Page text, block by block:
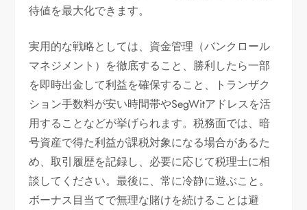
待値を最大化できます。
実用的な戦略としては、資金管理（バンクロール
マネジメント）を徹底すること、勝利したら一部
を即時出金して利益を確保すること、トランザク
ション手数料が安い時間帯やSegWitアドレスを活
用することなどが挙げられます。税務面では、暗
号資産で得た利益が課税対象になる場合があるた
め、取引履歴を記録し、必要に応じて税理士に相
談してください。最後に、常に冷静に遊ぶこと。
ボーナス目当てで無理な賭けを続けることは避